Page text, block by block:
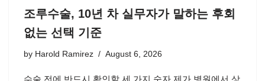
조루수술, 10년 차 실무자가 말하는 후회
없는 선택 기준
by Harold Ramirez August 6, 2026
수술 전에 반드시 확인할 세 가지 숫자 제가 병원에서 상